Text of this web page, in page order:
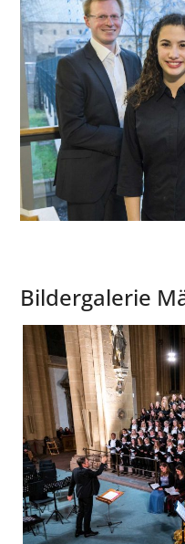
Bildergalerie